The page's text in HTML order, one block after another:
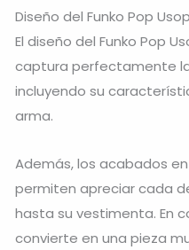
Diseño del Funko Pop
El diseño del Funko Pop
captura perfectamente
incluyendo su
arma.
Además, los acabados
permiten apreciar cada
hasta su vestimenta. En
convierte en una pieza